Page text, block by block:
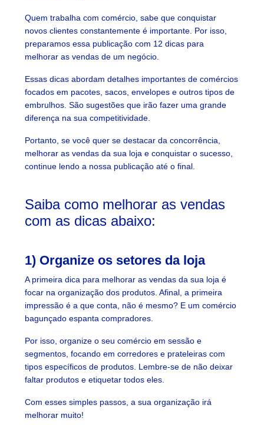
Quem trabalha com comércio, sabe que conquistar
novos clientes constantemente é importante. Por isso,
preparamos essa publicação com 12 dicas para
melhorar as vendas de um negócio.
Essas dicas abordam detalhes importantes de comércios
focados em pacotes, sacos, envelopes e outros tipos de
embrulhos. São sugestões que irão fazer uma grande
diferença na sua competitividade.
Portanto, se você quer se destacar da concorrência,
melhorar as vendas da sua loja e conquistar o sucesso,
continue lendo a nossa publicação até o final.
Saiba como melhorar as vendas
com as dicas abaixo:
1) Organize os setores da loja
A primeira dica para melhorar as vendas da sua loja é
focar na organização dos produtos. Afinal, a primeira
impressão é a que conta, não é mesmo? E um comércio
bagunçado espanta compradores.
Por isso, organize o seu comércio em sessão e
segmentos, focando em corredores e prateleiras com
tipos específicos de produtos. Lembre-se de não deixar
faltar produtos e etiquetar todos eles.
Com esses simples passos, a sua organização irá
melhorar muito!